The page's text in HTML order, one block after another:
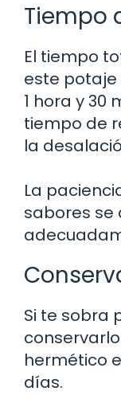
Tiempo
El tiempo
este
1 hora y 30
tiempo de
la
La
sabores se
Si te sobra
hermético
días.